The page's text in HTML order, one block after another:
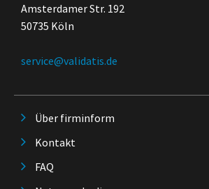
Amsterdamer Str. 192
50735 Köln
service@validatis.de
Über firminform
Kontakt
FAQ